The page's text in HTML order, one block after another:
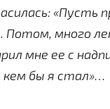
Потом, много
мне ее с
кем бы я стал»…